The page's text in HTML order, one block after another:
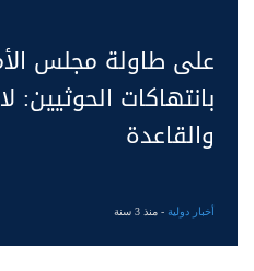
على طاولة مجلس
بانتهاكات
والقاعدة
أخبار دولية- منذ 3 سنة